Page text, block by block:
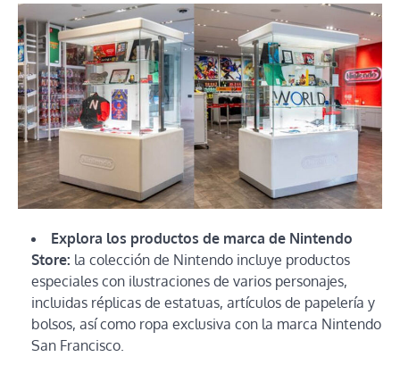
Explora los productos de marca de Nintendo
Store: la colección de Nintendo incluye productos
especiales con ilustraciones de varios personajes,
incluidas réplicas de estatuas, artículos de papelería y
bolsos, así como ropa exclusiva con la marca Nintendo
San Francisco.